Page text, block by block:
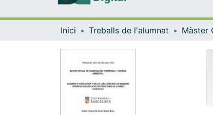
Inici Treballs de l'alumnat